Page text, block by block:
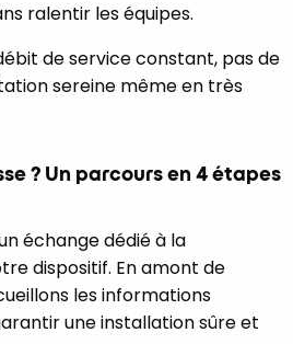
ralentir les équipes.
de service constant, pas de
sereine même en très
? Un parcours en 4 étapes
échange dédié à la
dispositif. En amont de
les informations
une installation sûre et